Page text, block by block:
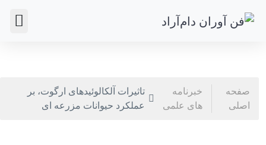
صفحه
اصلی
خبرنامه
های علمی
تاثیرات آلکالوئیدهای ارگوت، بر
عملکرد حیوانات مزرعه ای